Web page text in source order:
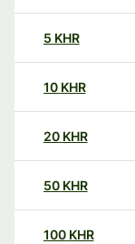
5 KHR
10 KHR
20 KHR
50 KHR
100 KHR